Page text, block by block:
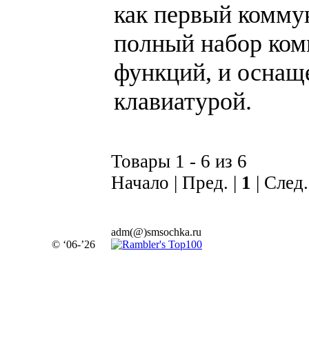
как первый
полный набор
функций, и
клавиатурой.
Товары 1 - 6 из 6
Начало | Пред. | 1 |
© ‘06-’26
adm(@)smsochka.ru